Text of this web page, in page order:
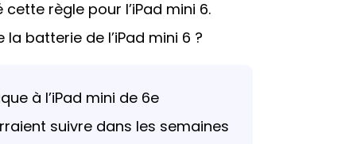
règle pour l’iPad mini 6.
batterie de l’iPad mini 6 ?
à l’iPad mini de 6e
suivre dans les semaines